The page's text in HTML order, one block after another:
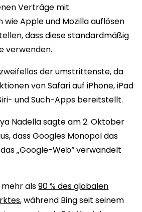
Verträge mit
Apple und Mozilla auflösen
dass diese standardmäßig
verwenden.
der umstrittenste, da
von Safari auf iPhone, iPad
und Such-Apps bereitstellt.
Nadella sagte am 2. Oktober
dass Googles Monopol das
„Google-Web“ verwandelt
mehr als90 % des globalen
, während Bing seit seinem